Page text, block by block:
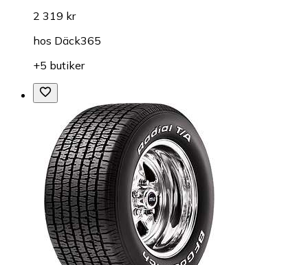
2 319 kr
hos Däck365
+5 butiker